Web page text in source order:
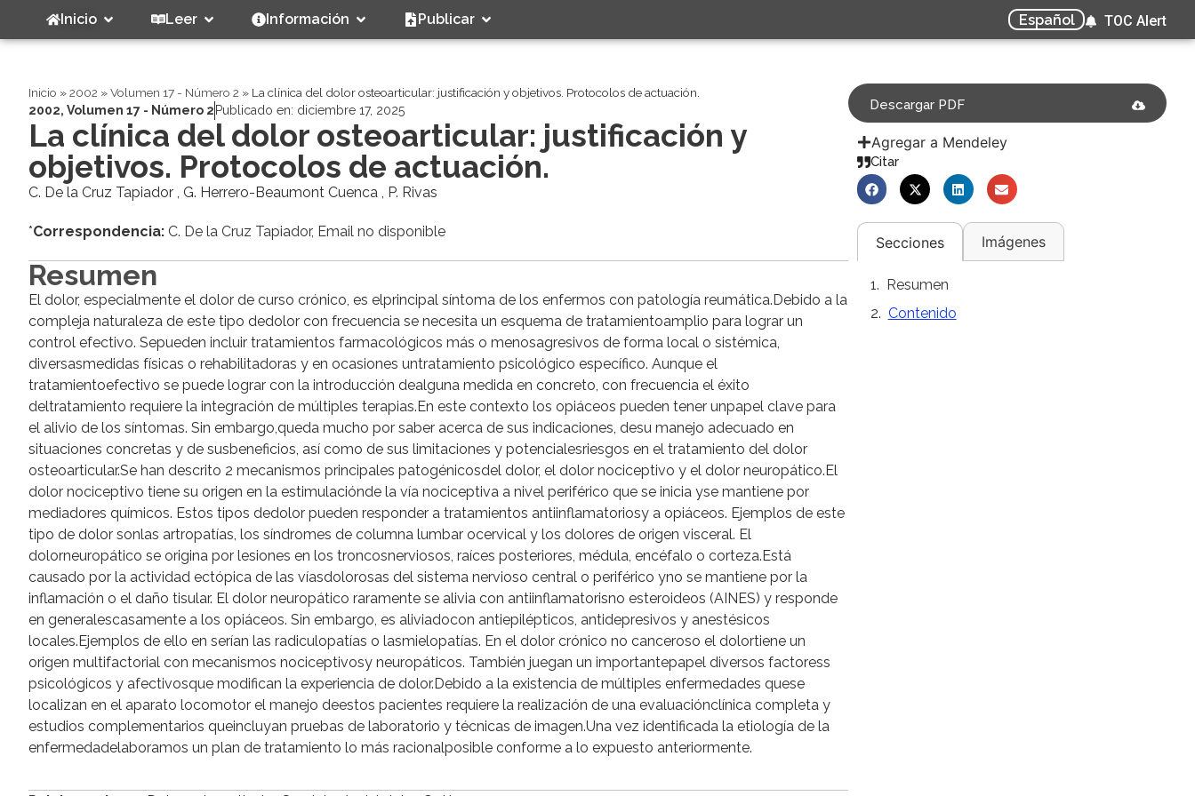
Inicio Leer Información Publicar Español TOC Alert
Inicio »2002 »Volumen 17 - Número 2 » La clínica del dolor osteoarticular: justificación y objetivos. Protocolos de actuación.
2002, Volumen 17 - Número 2 Publicado en: diciembre 17, 2025
La clínica del dolor osteoarticular: justificación y
objetivos. Protocolos de actuación.
C. De la Cruz Tapiador , G. Herrero-Beaumont Cuenca , P. Rivas
*Correspondencia: C. De la Cruz Tapiador, Email no disponible
Resumen
El dolor, especialmente el dolor de curso crónico, es elprincipal síntoma de los enfermos con patología reumática.Debido a la
compleja naturaleza de este tipo dedolor con frecuencia se necesita un esquema de tratamientoamplio para lograr un
control efectivo. Sepueden incluir tratamientos farmacológicos más o menosagresivos de forma local o sistémica,
diversasmedidas físicas o rehabilitadoras y en ocasiones untratamiento psicológico específico. Aunque el
tratamientoefectivo se puede lograr con la introducción dealguna medida en concreto, con frecuencia el éxito
deltratamiento requiere la integración de múltiples terapias.En este contexto los opiáceos pueden tener unpapel clave para
el alivio de los síntomas. Sin embargo,queda mucho por saber acerca de sus indicaciones, desu manejo adecuado en
situaciones concretas y de susbeneficios, así como de sus limitaciones y potencialesriesgos en el tratamiento del dolor
osteoarticular.Se han descrito 2 mecanismos principales patogénicosdel dolor, el dolor nociceptivo y el dolor neuropático.El
dolor nociceptivo tiene su origen en la estimulaciónde la vía nociceptiva a nivel periférico que se inicia yse mantiene por
mediadores químicos. Estos tipos dedolor pueden responder a tratamientos antiinflamatoriosy a opiáceos. Ejemplos de este
tipo de dolor sonlas artropatías, los síndromes de columna lumbar ocervical y los dolores de origen visceral. El
dolorneuropático se origina por lesiones en los troncosnerviosos, raíces posteriores, médula, encéfalo o corteza.Está
causado por la actividad ectópica de las víasdolorosas del sistema nervioso central o periférico yno se mantiene por la
inflamación o el daño tisular. El dolor neuropático raramente se alivia con antiinflamatorisno esteroideos (AINES) y responde
en generalescasamente a los opiáceos. Sin embargo, es aliviadocon antiepilépticos, antidepresivos y anestésicos
locales.Ejemplos de ello en serían las radiculopatías o lasmielopatías. En el dolor crónico no canceroso el dolortiene un
origen multifactorial con mecanismos nociceptivosy neuropáticos. También juegan un importantepapel diversos factoress
psicológicos y afectivosque modifican la experiencia de dolor.Debido a la existencia de múltiples enfermedades quese
localizan en el aparato locomotor el manejo deestos pacientes requiere la realización de una evaluaciónclínica completa y
estudios complementarios queincluyan pruebas de laboratorio y técnicas de imagen.Una vez identificada la etiología de la
enfermedadelaboramos un plan de tratamiento lo más racionalposible conforme a lo expuesto anteriormente.
Descargar PDF
Agregar a Mendeley
Citar
Secciones Imágenes
Resumen
Contenido